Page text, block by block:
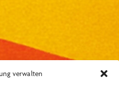
verwalten